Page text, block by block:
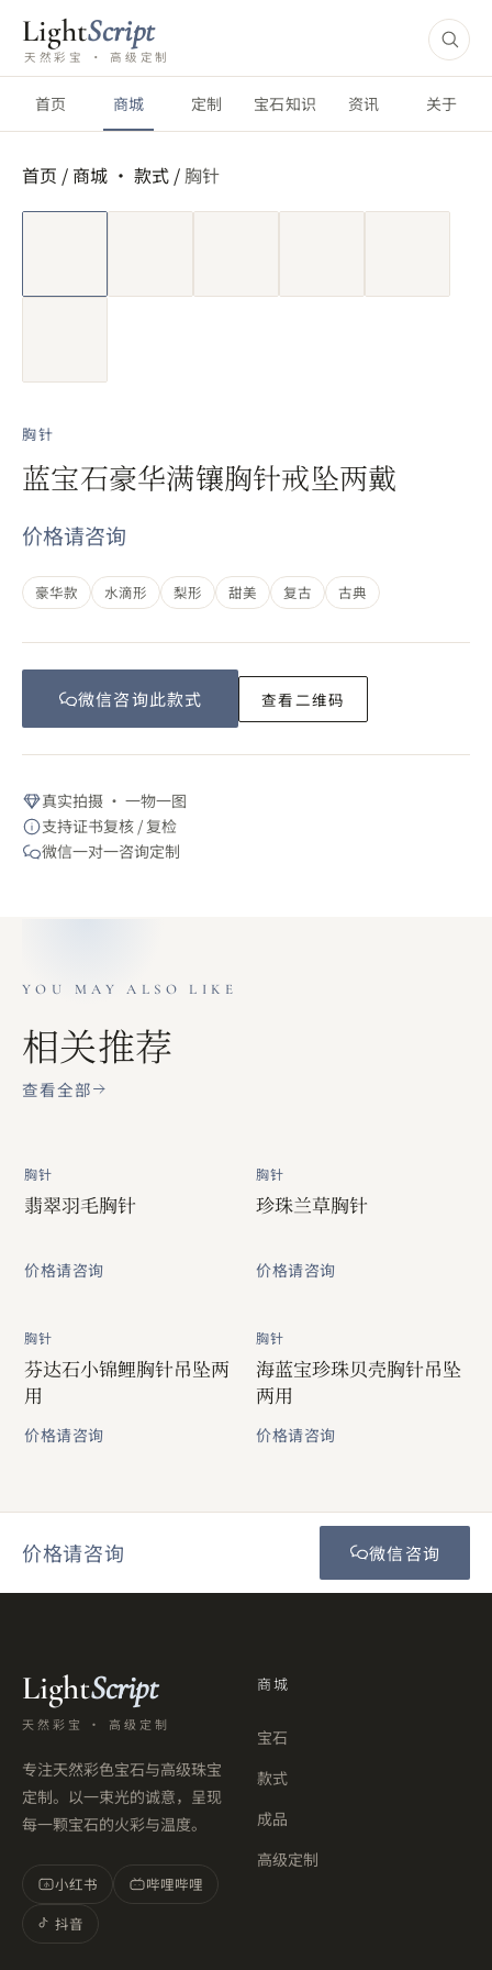
LightScript
天然彩宝 · 高级定制
首页 商城 定制 宝石知识 资讯 关于
首页 / 商城 · 款式 / 胸针
短视频
胸针
蓝宝石豪华满镶胸针戒坠两戴
价格请咨询
豪华款 水滴形 梨形 甜美 复古 古典
微信咨询此款式 查看二维码
真实拍摄 · 一物一图
支持证书复核 / 复检
微信一对一咨询定制
YOU MAY ALSO LIKE
相关推荐
查看全部
胸针
翡翠羽毛胸针
价格请咨询
胸针
珍珠兰草胸针
价格请咨询
胸针
芬达石小锦鲤胸针吊坠两
用
价格请咨询
胸针
海蓝宝珍珠贝壳胸针吊坠
两用
价格请咨询
价格请咨询 微信咨询
LightScript
天然彩宝 · 高级定制
专注天然彩色宝石与高级珠宝
定制。以一束光的诚意，呈现
每一颗宝石的火彩与温度。
小 小红书
哔哩哔哩
抖音
商城
宝石
款式
成品
高级定制